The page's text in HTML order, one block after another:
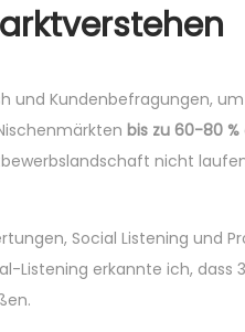
und Kundenbefragungen,
bis zu 60-80 %
nicht
Social Listening und
Listening erkannte ich,